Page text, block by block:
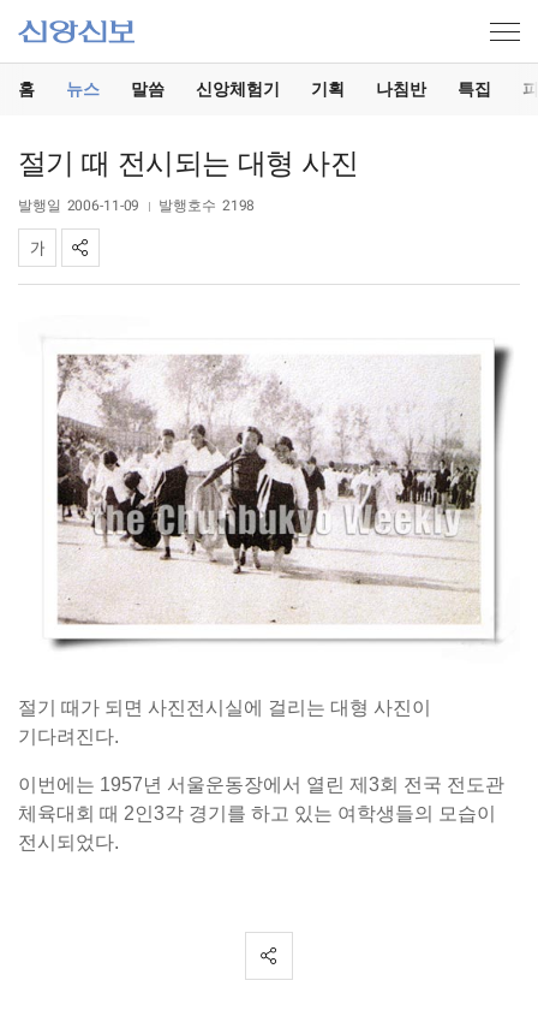
홈 뉴스 말씀 신앙체험기 기획 나침반 특집
절기 때 전시되는 대형 사진
발행일 2006-11-09 발행호수 2198
절기 때가 되면 사진전시실에 걸리는 대형 사진이
기다려진다.
이번에는 1957년 서울운동장에서 열린 제3회 전국 전도관
체육대회 때 2인3각 경기를 하고 있는 여학생들의 모습이
전시되었다.